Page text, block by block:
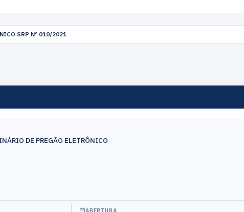
SRP Nº 010/2021
DE PREGÃO ELETRÔNICO
ABERTURA